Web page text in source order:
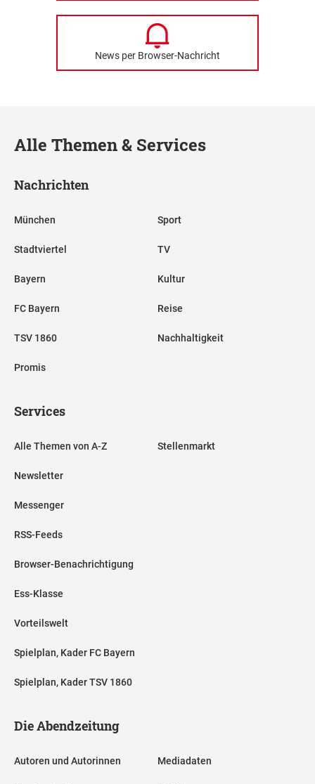
News per Browser-Nachricht
Alle Themen & Services
Nachrichten
München
Stadtviertel
Bayern
FC Bayern
TSV 1860
Promis
Sport
TV
Kultur
Reise
Nachhaltigkeit
Services
Alle Themen von A-Z
Newsletter
Messenger
RSS-Feeds
Browser-Benachrichtigung
Ess-Klasse
Vorteilswelt
Spielplan, Kader FC Bayern
Spielplan, Kader TSV 1860
Stellenmarkt
Die Abendzeitung
Autoren und Autorinnen Mediadaten